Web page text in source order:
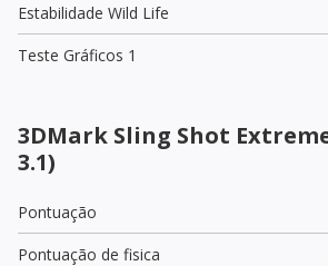
Estabilidade Wild Life
Teste Gráficos 1
3DMark Sling Shot Extreme
3.1)
Pontuação
Pontuação de fisica